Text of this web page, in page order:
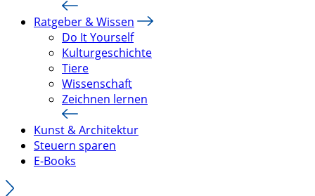
Ratgeber & Wissen
Do It Yourself
Kulturgeschichte
Tiere
Wissenschaft
Zeichnen lernen
Kunst & Architektur
Steuern sparen
E-Books